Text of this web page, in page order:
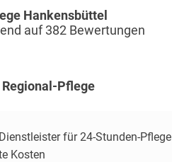
Hankensbüttel
auf382 Bewertungen
Regional-Pflege
für 24-Stunden-Pflege
Kosten